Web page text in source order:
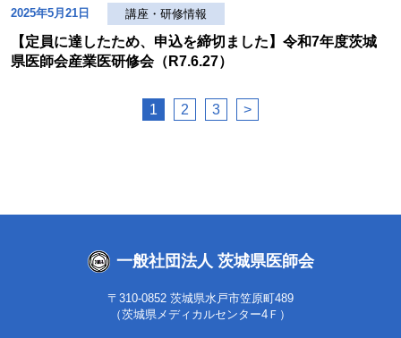
2025年5月21日 講座・研修情報
【定員に達したため、申込を締切ました】令和7年度茨城
県医師会産業医研修会（R7.6.27）
1 2 3 >
一般社団法人 茨城県医師会
〒310-0852 茨城県水戸市笠原町489
（茨城県メディカルセンター4Ｆ）